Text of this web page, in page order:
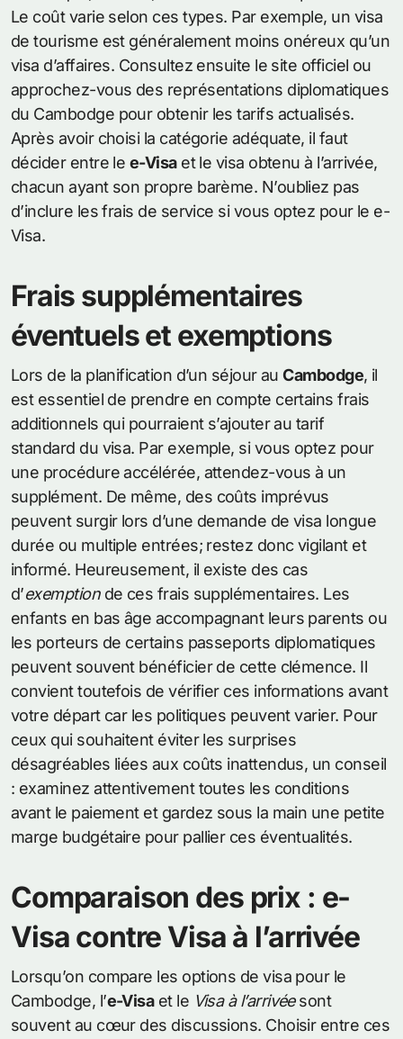
Le coût varie selon ces types. Par exemple, un visa
de tourisme est généralement moins onéreux qu’un
visa d’affaires. Consultez ensuite le site officiel ou
approchez-vous des représentations diplomatiques
du Cambodge pour obtenir les tarifs actualisés.
Après avoir choisi la catégorie adéquate, il faut
décider entre le e-Visaet le visa obtenu à l’arrivée,
chacun ayant son propre barème. N’oubliez pas
d’inclure les frais de service si vous optez pour le e-
Visa.
Frais supplémentaires
éventuels et exemptions
Lors de la planification d’un séjour auCambodge, il
est essentiel de prendre en compte certains frais
additionnels qui pourraient s’ajouter au tarif
standard du visa. Par exemple, si vous optez pour
une procédure accélérée, attendez-vous à un
supplément. De même, des coûts imprévus
peuvent surgir lors d’une demande de visa longue
durée ou multiple entrées; restez donc vigilant et
informé. Heureusement, il existe des cas
d’exemptionde ces frais supplémentaires. Les
enfants en bas âge accompagnant leurs parents ou
les porteurs de certains passeports diplomatiques
peuvent souvent bénéficier de cette clémence. Il
convient toutefois de vérifier ces informations avant
votre départ car les politiques peuvent varier. Pour
ceux qui souhaitent éviter les surprises
désagréables liées aux coûts inattendus, un conseil
: examinez attentivement toutes les conditions
avant le paiement et gardez sous la main une petite
marge budgétaire pour pallier ces éventualités.
Comparaison des prix : e-
Visa contre Visa à l’arrivée
Lorsqu’on compare les options de visa pour le
Cambodge, l’e-Visaet le Visa à l’arrivéesont
souvent au cœur des discussions. Choisir entre ces